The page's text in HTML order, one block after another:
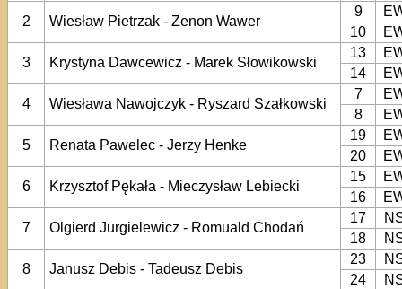
2
Wiesław Pietrzak - Zenon Wawer
9
10
3
Krystyna Dawcewicz - Marek Słowikowski
13
14
4
Wiesława Nawojczyk - Ryszard Szałkowski
7
8
5
Renata Pawelec - Jerzy Henke
19
20
6
Krzysztof Pękała - Mieczysław Lebiecki
15
16
7
Olgierd Jurgielewicz - Romuald Chodań
17
18
8
Janusz Debis - Tadeusz Debis
23
24